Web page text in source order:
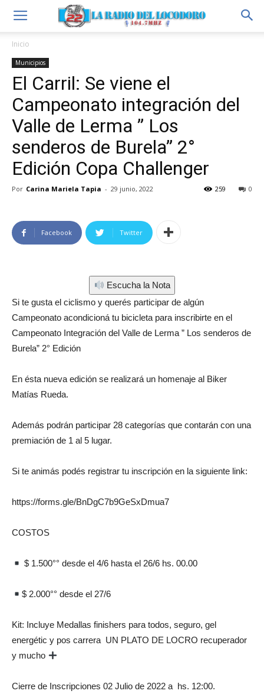
Inicio
Municipios
El Carril: Se viene el
Campeonato integración del
Valle de Lerma ” Los
senderos de Burela” 2°
Edición Copa Challenger
Por Carina Mariela Tapia - 29 junio, 2022 0
259
Facebook Twitter
Escucha la Nota
Si te gusta el ciclismo y querés participar de algún
Campeonato acondicioná tu bicicleta para inscribirte en el
Campeonato Integración del Valle de Lerma ” Los senderos de
Burela” 2° Edición
En ésta nueva edición se realizará un homenaje al Biker
Matías Rueda.
Además podrán participar 28 categorías que contarán con una
premiación de 1 al 5 lugar.
Si te animás podés registrar tu inscripción en la siguiente link:
https://forms.gle/BnDgC7b9GeSxDmua7
COSTOS
$ 1.500°° desde el 4/6 hasta el 26/6 hs. 00.00
$ 2.000°° desde el 27/6
Kit: Incluye Medallas finishers para todos, seguro, gel
energétic y pos carrera UN PLATO DE LOCRO recuperador
y mucho
Cierre de Inscripciones 02 Julio de 2022 a hs. 12:00.